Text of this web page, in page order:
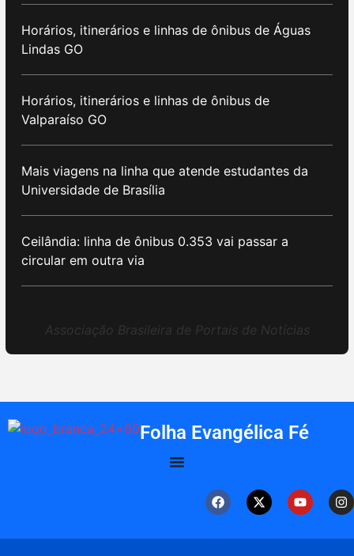
Horários, itinerários e linhas de ônibus de Águas
Lindas GO
Horários, itinerários e linhas de ônibus de
Valparaíso GO
Mais viagens na linha que atende estudantes da
Universidade de Brasília
Ceilândia: linha de ônibus 0.353 vai passar a
circular em outra via
Associação Brasileira de Portais de Notícias
Folha Evangélica Fé